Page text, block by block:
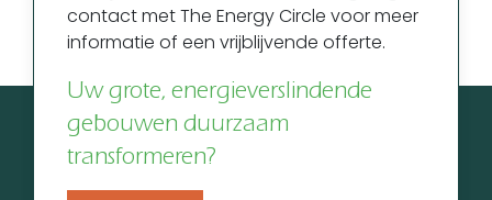
contact met The Energy Circle voor meer
informatie of een vrijblijvende offerte.
Uw grote, energieverslindende
gebouwen duurzaam
transformeren?